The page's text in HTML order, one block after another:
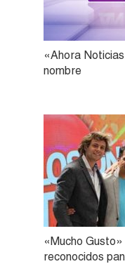
«Ahora
nombre
«Mucho
reconocidos